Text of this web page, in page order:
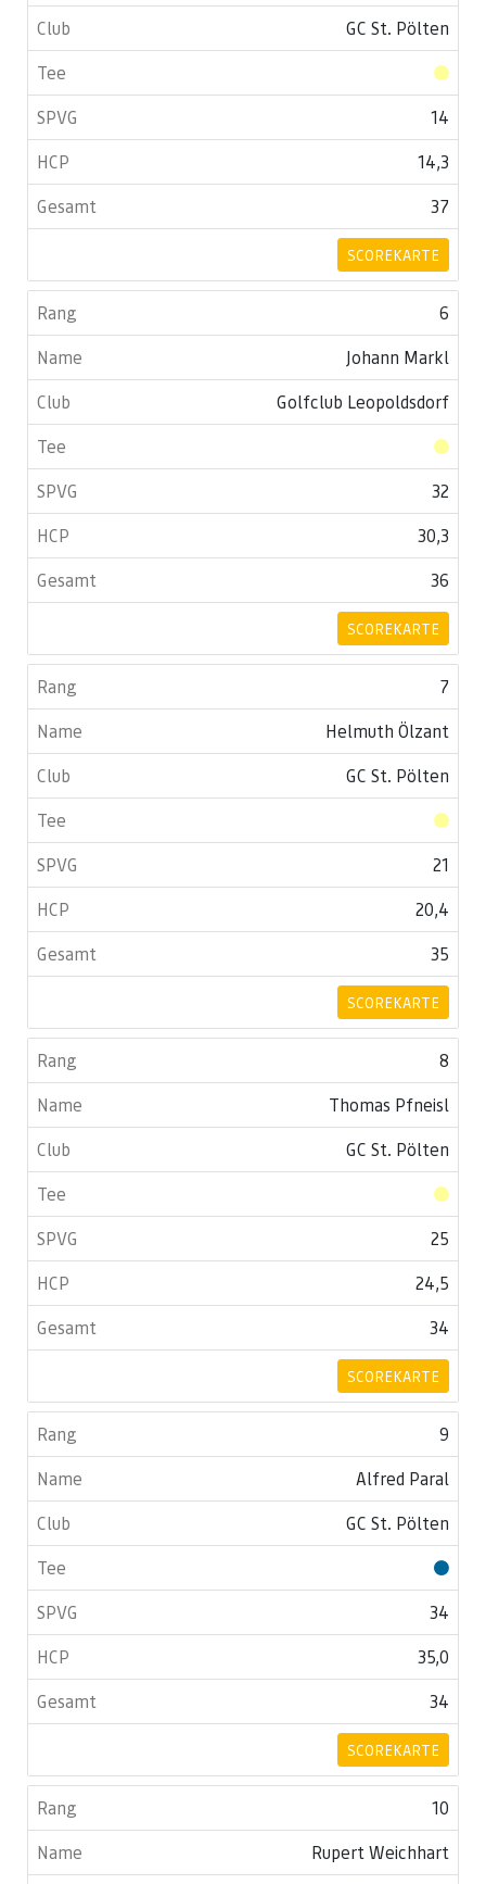
GC St. Pölten
14
14,3
37
SCOREKARTE
6
Johann Markl
Golfclub Leopoldsdorf
32
30,3
36
SCOREKARTE
7
Helmuth Ölzant
GC St. Pölten
21
20,4
35
SCOREKARTE
8
Thomas Pfneisl
GC St. Pölten
25
24,5
34
SCOREKARTE
9
Alfred Paral
GC St. Pölten
34
35,0
34
SCOREKARTE
10
Rupert Weichhart